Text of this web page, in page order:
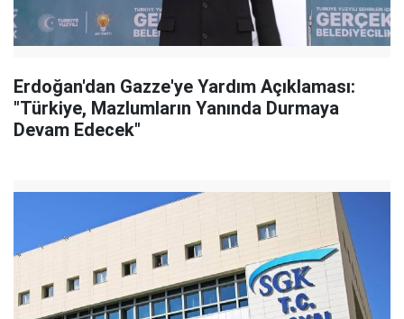
Erdoğan'dan Gazze'ye Yardım Açıklaması:
"Türkiye, Mazlumların Yanında Durmaya
Devam Edecek"